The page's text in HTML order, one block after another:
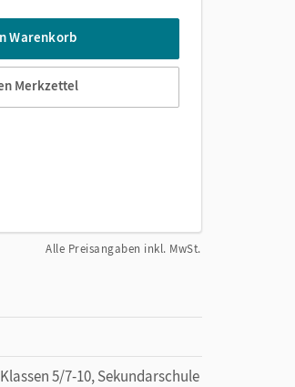
Warenkorb
Merkzettel
Alle Preisangaben inkl. MwSt.
5/7-10, Sekundarschule